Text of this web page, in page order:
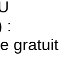
:
gratuit